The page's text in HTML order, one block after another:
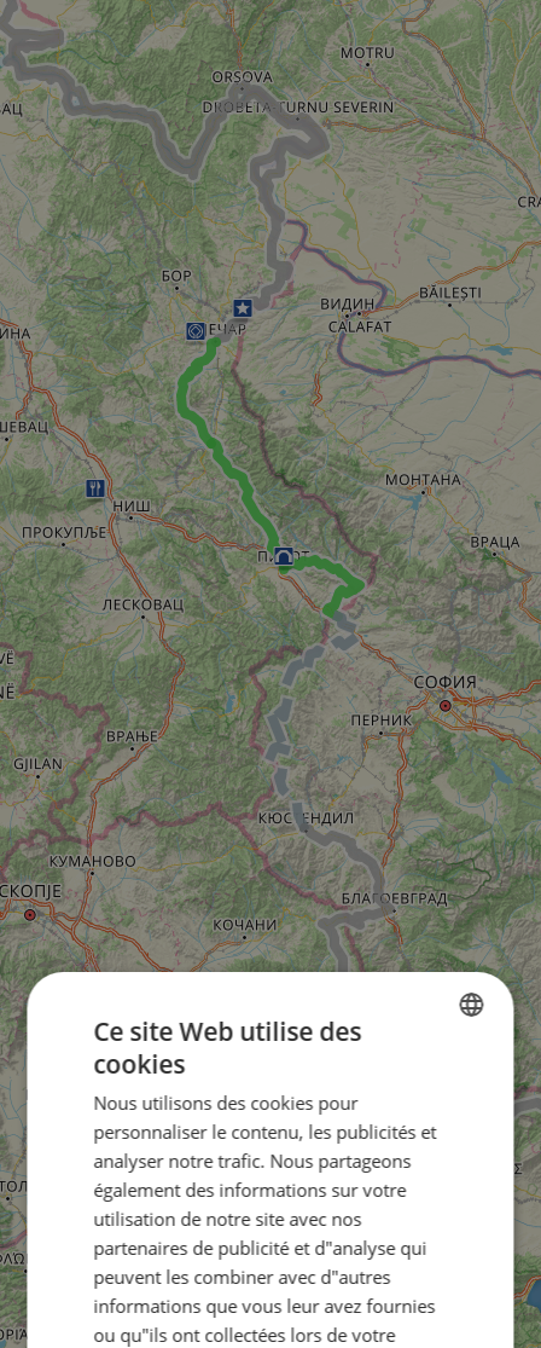
Ce site Web utilise des
cookies
Nous utilisons des cookies pour
personnaliser le contenu, les publicités et
analyser notre trafic. Nous partageons
également des informations sur votre
utilisation de notre site avec nos
partenaires de publicité et d"analyse qui
peuvent les combiner avec d"autres
informations que vous leur avez fournies
ou qu"ils ont collectées lors de votre